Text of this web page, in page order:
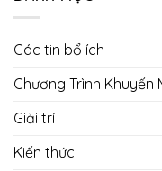
Các tin bổ ích
Chương Trình Khuyến
Giải trí
Kiến thức